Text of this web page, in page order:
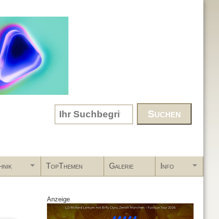
Search form
TopThemen Galerie Info
Anzeige